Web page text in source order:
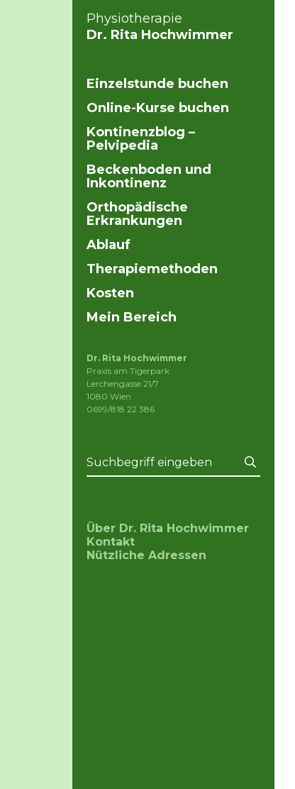
Physiotherapie
Dr. Rita Hochwimmer
Einzelstunde buchen
Online-Kurse buchen
Kontinenzblog –
Pelvipedia
Beckenboden und
Inkontinenz
Orthopädische
Erkrankungen
Ablauf
Therapiemethoden
Kosten
Mein Bereich
Dr. Rita Hochwimmer
Praxis am Tigerpark
Lerchengasse 21/7
1080 Wien
0699/818 22 386
Über Dr. Rita Hochwimmer
Kontakt
Nützliche Adressen